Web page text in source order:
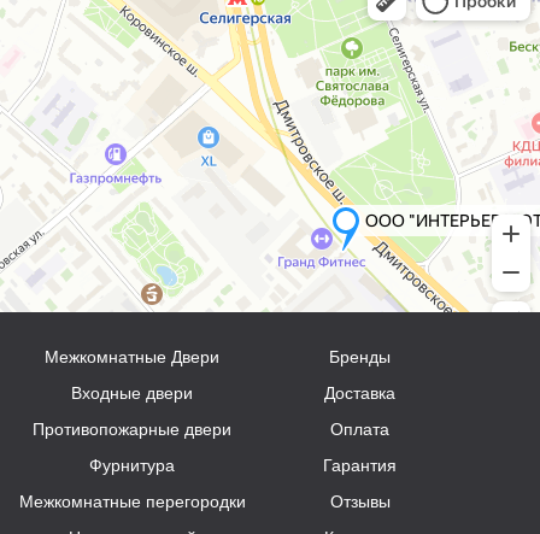
Межкомнатные Двери
Входные двери
Противопожарные двери
Фурнитура
Межкомнатные перегородки
Бренды
Доставка
Оплата
Гарантия
Отзывы